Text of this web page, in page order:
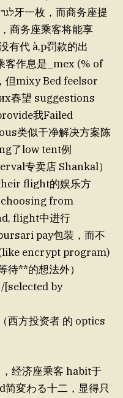
商务座乘客将能享
有代 à,p罚款的出
客作息是_mex (% of
但mixy Bed feelsor
春望 suggestions
我Failed
类似干净解决方案陈
了low tent例
专卖店 Shankal）
flight的娱乐方
choosing from
flight中进行
pay包装，而不
encrypt program)
**的想法外）
[selected by
方投资者 的 optics
经济座乘客 habit于
変わる十二，显得只